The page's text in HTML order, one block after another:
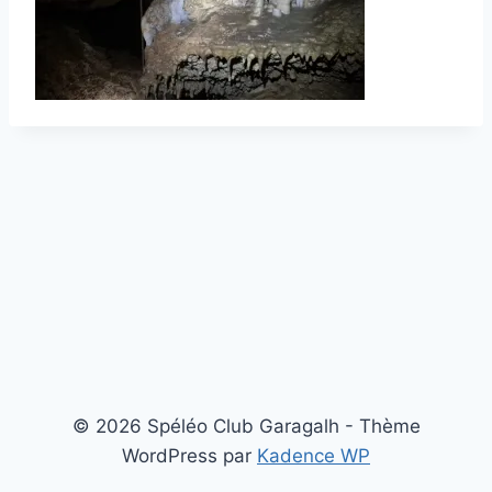
© 2026 Spéléo Club Garagalh - Thème
WordPress par Kadence WP